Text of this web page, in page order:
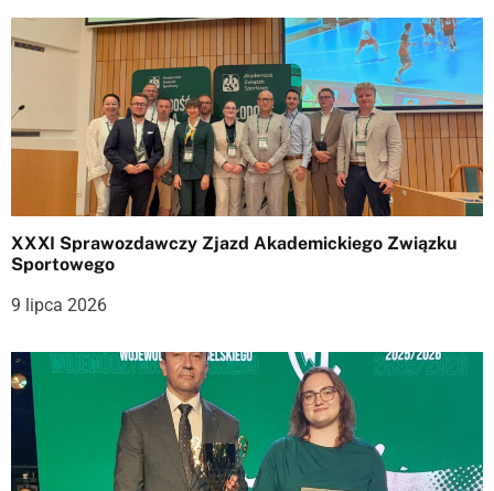
XXXI Sprawozdawczy Zjazd Akademickiego Związku
Sportowego
9 lipca 2026